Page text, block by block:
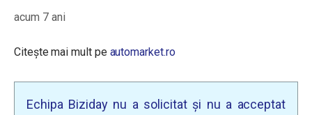
acum 7 ani
Citește mai mult pe automarket.ro
Echipa Biziday nu a solicitat și nu a acceptat